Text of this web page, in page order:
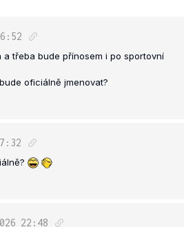
a třeba bude přínosem i po sportovní
oficiálně jmenovat?
22:48